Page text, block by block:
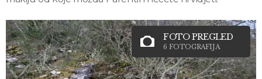
FOTO PREGLED
6 FOTOGRAFIJA